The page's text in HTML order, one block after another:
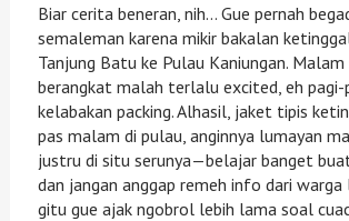
Biar cerita beneran, nih… Gue pernah
semaleman karena mikir bakalan
Tanjung Batu ke Pulau Kaniungan.
berangkat malah terlalu excited, eh pagi-
kelabakan packing. Alhasil, jaket tipis
pas malam di pulau, anginnya lumayan
justru di situ serunya—belajar banget
dan jangan anggap remeh info dari warga
gitu gue ajak ngobrol lebih lama soal